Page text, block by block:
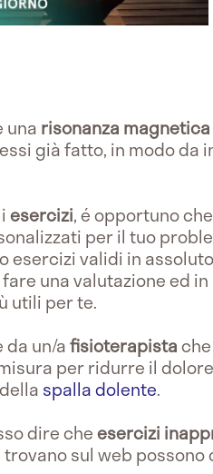
una risonanza
già fatto, in modo da
esercizi, é opportuno
per il tuo
esercizi validi in
una valutazione ed
utili per te.
un/afisioterapista
per ridurre il
spalla dolente.
dire cheesercizi
sul web possono